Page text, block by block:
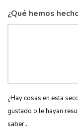
¿Qué hemos
¿Hay cosas en esta
gustado o le hayan
saber...